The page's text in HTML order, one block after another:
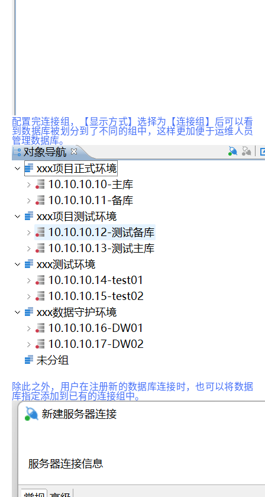
配置完连接组，【显示方式】选择为【连接组】后可以看
到数据库被划分到了不同的组中，这样更加便于运维人员
管理数据库。
除此之外，用户在注册新的数据库连接时，也可以将数据
库指定添加到已有的连接组中。